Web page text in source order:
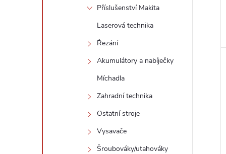
Příslušenství Makita
Laserová technika
Řezání
Akumulátory a nabíječky
Míchadla
Zahradní technika
Ostatní stroje
Vysavače
Šroubováky/utahováky